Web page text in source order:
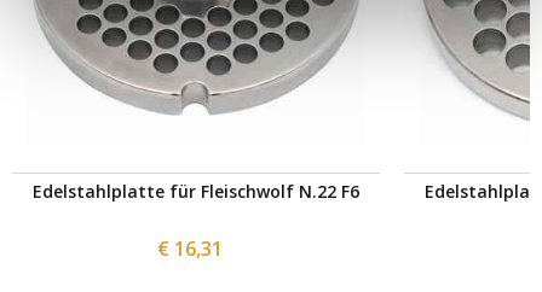
Edelstahlplatte für Fleischwolf N.22 F6
€ 16,31